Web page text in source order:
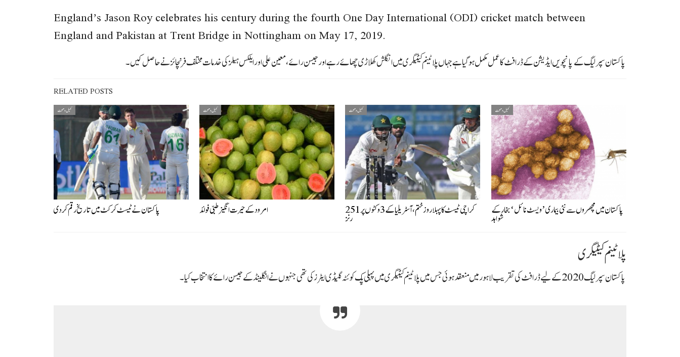
England’s Jason Roy celebrates his century during the fourth One Day International (ODI) cricket match between
England and Pakistan at Trent Bridge in Nottingham on May 17, 2019.
پاکستان سپر لیگ کے پانچویں ایڈیشن کے ڈرافٹ کا عمل مکمل ہو گیا ہے جہاں پلاٹینم کیٹیگری میں انگلش کھلاڑی چھائے رہے اور جیسن رائے، معین علی اور ایلکس ہیلز کی خدمات مختلف فرنچائز نے حاصل کیں۔
RELATED POSTS
کھیل و صحت
پاکستان نے ٹیسٹ کرکٹ میں تاریخ رقم کردی
کھیل و صحت
امرود کے حیرت انگیز طبّی فوائد
کھیل و صحت
کراچی ٹیسٹ کا پہلا روز ختم، آسٹریلیا کے 3 وکٹوں پر 251
رنز
کھیل و صحت
پاکستان میں مچھروں سے نئی بیماری ’ویسٹ نائل‘ بخار کے
شواہد
پلاٹینم کیٹیگری
پاکستان سپر لیگ 2020 کے لیے ڈرافٹ کی تقریب لاہور میں منعقد ہوئی جس میں پلاٹینم کیٹیگری میں پہلی پِک کوئٹہ گلیڈی ایٹرز کی تھی جنہوں نے انگلینڈ کے جیسن رائے کا انتخاب کیا۔